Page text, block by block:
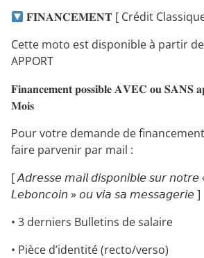
𝐅𝐈𝐍𝐀𝐍𝐂𝐄𝐌𝐄𝐍𝐓 [ Crédit
Cette moto est disponible à partir de
APPORT
𝐅𝐢𝐧𝐚𝐧𝐜𝐞𝐦𝐞𝐧𝐭 𝐩𝐨𝐬𝐬𝐢𝐛𝐥𝐞 𝐀𝐕𝐄𝐂 𝐨𝐮 𝐒𝐀𝐍𝐒
𝐌𝐨𝐢𝐬
Pour votre demande de
faire parvenir par mail :
[ 𝘈𝘥𝘳𝘦𝘴𝘴𝘦 𝘮𝘢𝘪𝘭 𝘥𝘪𝘴𝘱𝘰𝘯𝘪𝘣𝘭𝘦 𝘴𝘶𝘳
𝘓𝘦𝘣𝘰𝘯𝘤𝘰𝘪𝘯 » 𝘰𝘶 𝘷𝘪𝘢 𝘴𝘢 𝘮𝘦𝘴𝘴𝘢𝘨𝘦𝘳𝘪𝘦 ]
• 3 derniers Bulletins de salaire
• Pièce d’identité (recto/verso)